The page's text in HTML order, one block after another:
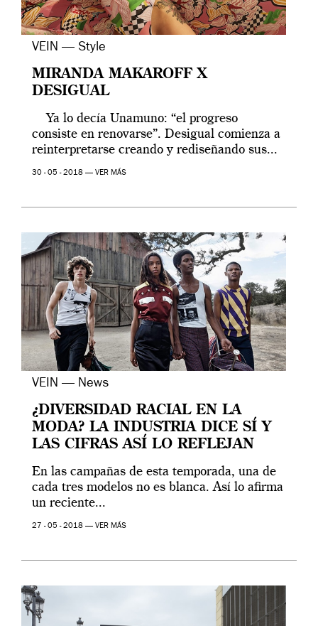
VEIN — Style
MIRANDA MAKAROFF X
DESIGUAL
Ya lo decía Unamuno: “el progreso
consiste en renovarse”. Desigual comienza a
reinterpretarse creando y rediseñando sus...
30 - 05 - 2018 — VER MÁS
VEIN — News
¿DIVERSIDAD RACIAL EN LA
MODA? LA INDUSTRIA DICE SÍ Y
LAS CIFRAS ASÍ LO REFLEJAN
En las campañas de esta temporada, una de
cada tres modelos no es blanca. Así lo afirma
un reciente...
27 - 05 - 2018 — VER MÁS